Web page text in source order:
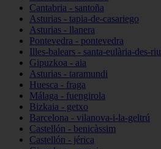
Cantabria - santoña
Asturias - tapia-de-casariego
Asturias - llanera
Pontevedra - pontevedra
Illes-balears - santa-eulària-des-riu
Gipuzkoa - aia
Asturias - taramundi
Huesca - fraga
Málaga - fuengirola
Bizkaia - getxo
Barcelona - vilanova-i-la-geltrú
Castellón - benicàssim
Castellón - jérica